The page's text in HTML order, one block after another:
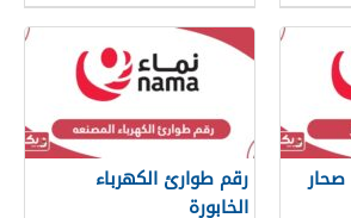
صحار
رقم طوارئ الكهرباء
الخابورة